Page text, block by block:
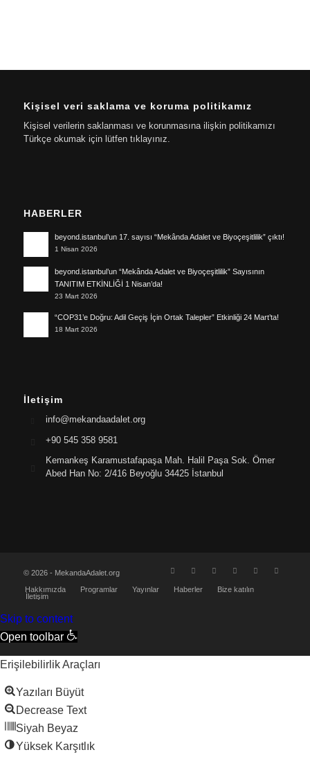
Kişisel veri saklama ve koruma politikamız
Kişisel verilerin saklanması ve korunmasına ilişkin politikamızı
Türkçe okumak için lütfen tıklayınız.
HABERLER
beyond.istanbul’un 17. sayısı “Mekânda Adalet ve Biyoçeşitlilik” çıktı!
1 Nisan 2026
beyond.istanbul’un “Mekânda Adalet ve Biyoçeşitlilik” Sayısının
TANITIM ETKİNLİĞİ 1 Nisan’da!
23 Mart 2026
“COP31’e Doğru: Adil Geçiş İçin Ortak Talepler” Etkinliği 24 Mart’ta!
18 Mart 2026
İletişim
info@mekandaadalet.org
+90 545 358 9581
Kemankeş Karamustafapaşa Mah. Halil Paşa Sok. Ömer
Abed Han No: 2/416 Beyoğlu 34425 İstanbul
© 2026 - MekandaAdalet.org
Hakkımızda
Programlar Yayınlar Haberler
Bize katılın
İletişim
Skip to content
Open toolbar
Erişilebilirlik Araçları
Yazıları Büyüt
Decrease Text
Siyah Beyaz
Yüksek Karşıtlık